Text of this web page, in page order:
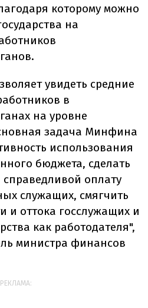
которому можно
на
увидеть средние
в
на уровне
задача Минфина
использования
бюджета, сделать
оплату
служащих, смягчить
и оттока госслужащих и
как работодателя",
министра финансов
РЕКЛАМА: